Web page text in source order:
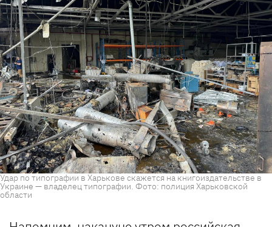
Удар по типографии в Харькове скажется на книгоиздательстве в
Украине — владелец типографии. Фото: полиция Харьковской
области